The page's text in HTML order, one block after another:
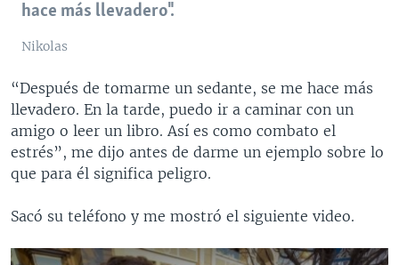
hace más llevadero".
Nikolas
“Después de tomarme un sedante, se me hace más
llevadero. En la tarde, puedo ir a caminar con un
amigo o leer un libro. Así es como combato el
estrés”, me dijo antes de darme un ejemplo sobre lo
que para él significa peligro.
Sacó su teléfono y me mostró el siguiente video.